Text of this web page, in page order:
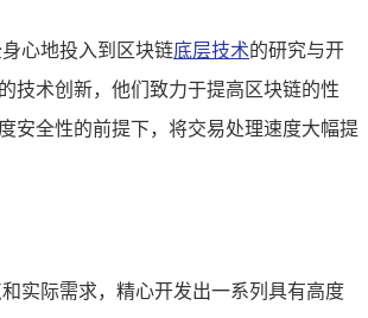
心地投入到区块链底层技术的研究与开
技术创新，他们致力于提高区块链的性
安全性的前提下，将交易处理速度大幅提
实际需求，精心开发出一系列具有高度